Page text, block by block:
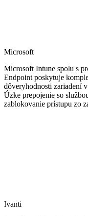
Microsoft
Microsoft Intune spolu s
Endpoint poskytuje
dôveryhodnosti zariadení
Úzke prepojenie so
zablokovanie prístupu zo
Ivanti